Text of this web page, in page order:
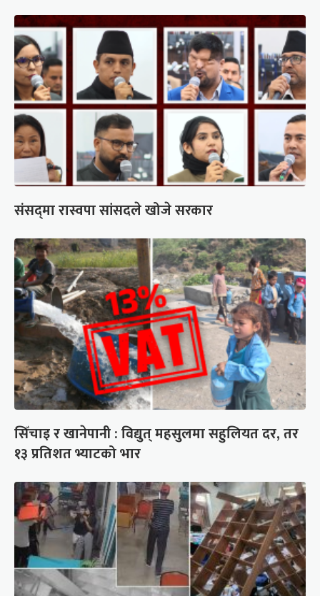
संसद्‍मा रास्वपा सांसदले खोजे सरकार
सिँचाइ र खानेपानी : विद्युत् महसुलमा सहुलियत दर, तर
१३ प्रतिशत भ्याटको भार